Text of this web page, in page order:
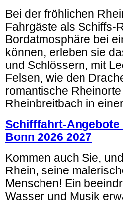
Bei der fröhlichen
Fahrgäste als Schiffs-
Bordatmosphäre bei
können, erleben sie
und Schlössern, mit
Felsen, wie den
romantische
Rheinbreitbach in
Schifffahrt-Angebote
Bonn 2026 2027
Kommen auch Sie,
Rhein, seine
Menschen! Ein
Wasser und Musik